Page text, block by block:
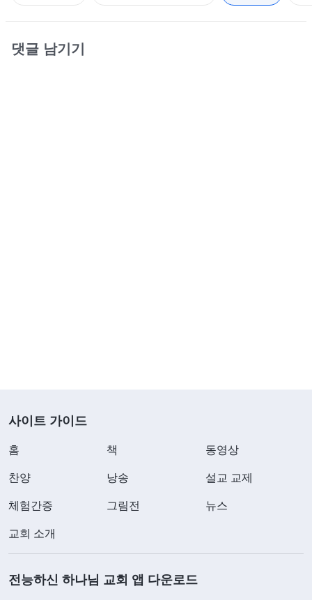
댓글 남기기
사이트 가이드
홈 책 동영상
찬양 낭송 설교 교제
체험간증 그림전 뉴스
교회 소개
전능하신 하나님 교회 앱 다운로드